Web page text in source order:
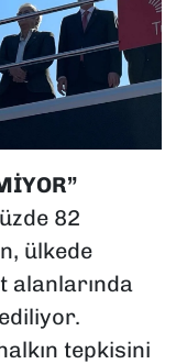
82
ülkede
alanlarında
tepkisini